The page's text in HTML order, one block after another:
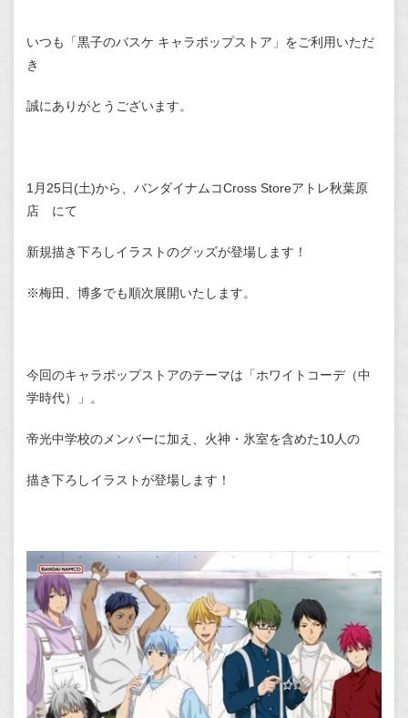
いつも「黒子のバスケ キャラポップストア」をご利用いただ
き
誠にありがとうございます。
1月25日(土)から、バンダイナムコCross Storeアトレ秋葉原
店 にて
新規描き下ろしイラストのグッズが登場します！
※梅田、博多でも順次展開いたします。
今回のキャラポップストアのテーマは「ホワイトコーデ（中
学時代）」。
帝光中学校のメンバーに加え、火神・氷室を含めた10人の
描き下ろしイラストが登場します！